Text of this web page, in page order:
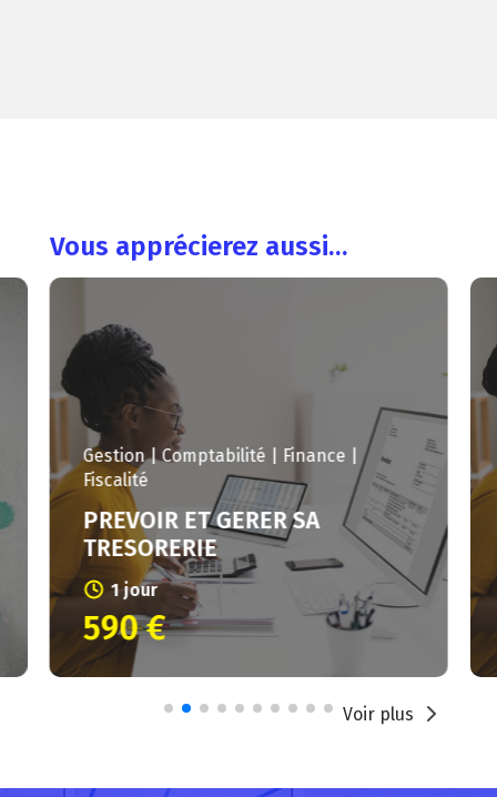
Vous apprécierez aussi…
Gestion | Comptabilité | Finance |
Fiscalité
PREVOIR ET GERER SA
TRESORERIE
1 jour
590 €
Voir plus